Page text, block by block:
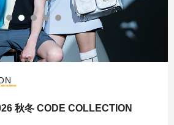
秋冬 CODE COLLECTION